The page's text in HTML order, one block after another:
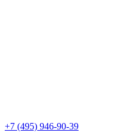
+7 (495) 946-90-39